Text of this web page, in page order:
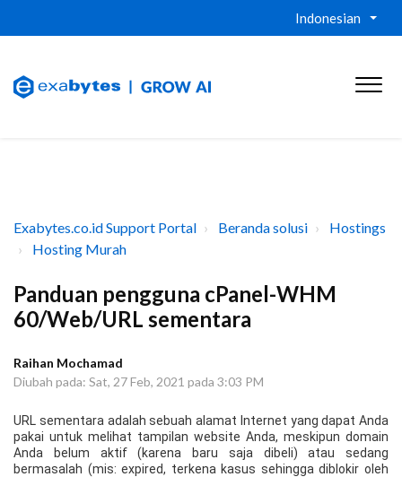
Indonesian
Exabytes.co.id Support Portal Beranda solusi
Hostings
Hosting Murah
Panduan pengguna cPanel-WHM
60/Web/URL sementara
Raihan Mochamad
Diubah pada: Sat, 27 Feb, 2021 pada 3:03 PM
URL sementara adalah sebuah alamat Internet yang dapat Anda
pakai untuk melihat tampilan website Anda, meskipun domain
Anda belum aktif (karena baru saja dibeli) atau sedang
bermasalah (mis: expired, terkena kasus sehingga diblokir oleh